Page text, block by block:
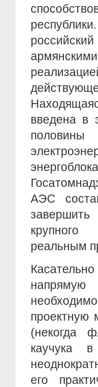
введена в
АЭС
завершить
крупного
реальным
напрямую
проектную
(некогда
каучука
его